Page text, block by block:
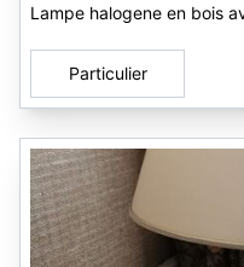
Lampe halogene en bois
Particulier